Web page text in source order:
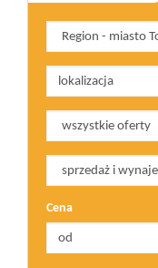
Cena